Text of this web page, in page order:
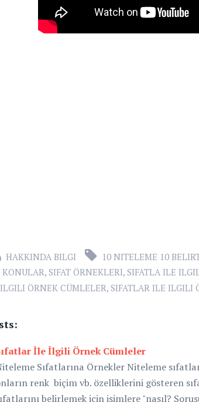
HAKKINDA BILGI 10 NITELEME 10
KONULAR, SIFAT ÖRNEKLERI, SIFATLA ILE
ÖRNEK CÜMLELER, SIFATLAR ILE ILGILI
İle İlgili Örnek Cümleler
Sıfatlarına Örnekler Niteleme
renk biçim vb. özelliklerini gösteren
belirlemek için isimlere "nasıl?